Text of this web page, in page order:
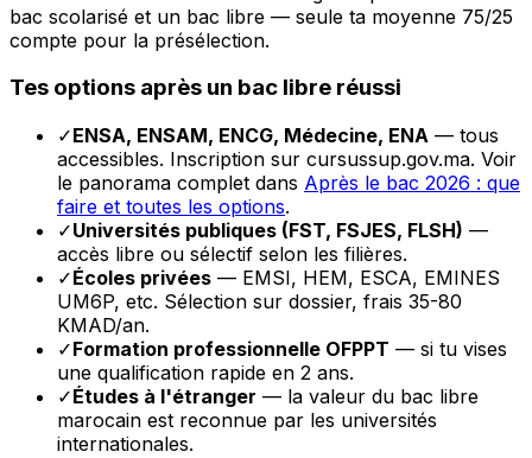
bac scolarisé et un bac libre — seule ta moyenne 75/25
compte pour la présélection.
Tes options après un bac libre réussi
✓ENSA, ENSAM, ENCG, Médecine, ENA — tous
accessibles. Inscription sur cursussup.gov.ma. Voir
le panorama complet dans Après le bac 2026 : que
faire et toutes les options.
✓Universités publiques (FST, FSJES, FLSH) —
accès libre ou sélectif selon les filières.
✓Écoles privées — EMSI, HEM, ESCA, EMINES
UM6P, etc. Sélection sur dossier, frais 35-80
KMAD/an.
✓Formation professionnelle OFPPT — si tu vises
une qualification rapide en 2 ans.
✓Études à l'étranger — la valeur du bac libre
marocain est reconnue par les universités
internationales.